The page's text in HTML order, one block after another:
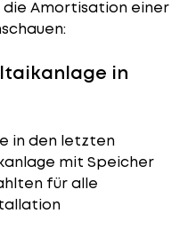
Amortisation einer
in
in den letzten
mit Speicher
für alle